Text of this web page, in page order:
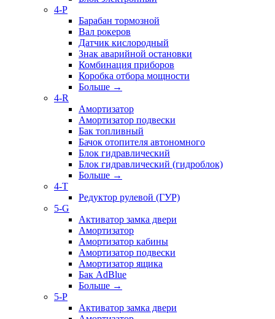
4-P
Барабан тормозной
Вал рокеров
Датчик кислородный
Знак аварийной остановки
Комбинация приборов
Коробка отбора мощности
Больше →
4-R
Амортизатор
Амортизатор подвески
Бак топливный
Бачок отопителя автономного
Блок гидравлический
Блок гидравлический (гидроблок)
Больше →
4-T
Редуктор рулевой (ГУР)
5-G
Активатор замка двери
Амортизатор
Амортизатор кабины
Амортизатор подвески
Амортизатор ящика
Бак AdBlue
Больше →
5-P
Активатор замка двери